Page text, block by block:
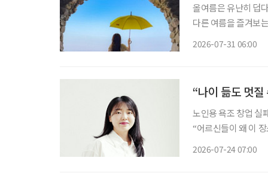
올여름은 유난히 덥
다른 여름을 즐겨보
2026-07-31 06:00
“나이 듦도 멋
노인용 욕조 창업 실
“어르신들이 왜 이 장소에 나와 계신
2026-07-24 07:00